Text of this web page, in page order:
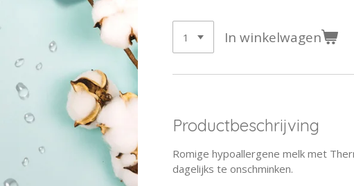
In winkelwagen
Productbeschrijving
Romige hypoallergene melk met
dagelijks te onschminken.